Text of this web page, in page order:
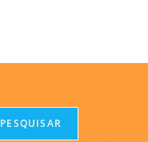
PESQUISAR